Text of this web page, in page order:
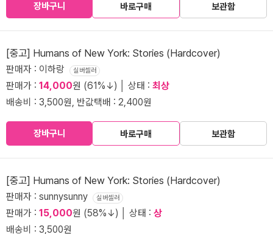
장바구니 바로구매 보관함
[중고] Humans of New York: Stories (Hardcover)
판매자 : 이하랑 실버셀러
판매가 : 14,000원 (61%↓) │ 상태 : 최상
배송비 : 3,500원, 반값택배 : 2,400원
장바구니 바로구매 보관함
[중고] Humans of New York: Stories (Hardcover)
판매자 : sunnysunny 실버셀러
판매가 : 15,000원 (58%↓) │ 상태 : 상
배송비 : 3,500원